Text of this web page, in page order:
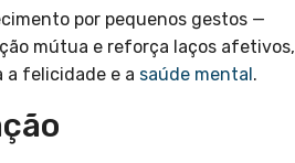
por pequenos gestos —
mútua e reforça laços afetivos,
a felicidade e a saúde mental .